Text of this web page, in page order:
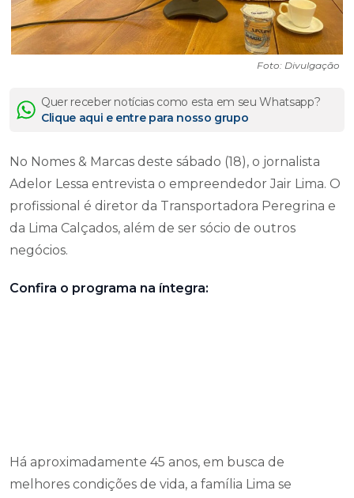
Foto: Divulgação
Quer receber notícias como esta em seu Whatsapp?
Clique aqui e entre para nosso grupo
No Nomes & Marcas deste sábado (18), o jornalista
Adelor Lessa entrevista o empreendedor Jair Lima. O
profissional é diretor da Transportadora Peregrina e
da Lima Calçados, além de ser sócio de outros
negócios.
Confira o programa na íntegra:
Há aproximadamente 45 anos, em busca de
melhores condições de vida, a família Lima se